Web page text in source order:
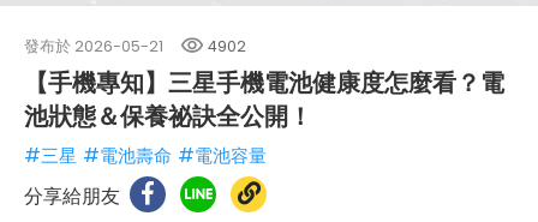
發布於 2026-05-21 4902
【手機專知】三星手機電池健康度怎麼看？電
池狀態＆保養祕訣全公開！
#三星 #電池壽命 #電池容量
分享給朋友